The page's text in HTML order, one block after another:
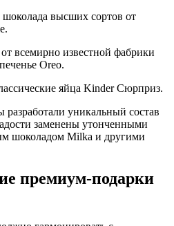
высших сортов от
всемирно известной фабрики
Oreo.
яйца Kinder Сюрприз.
уникальный состав
заменены утонченными
шоколадом Milka и другими
премиум-подарки